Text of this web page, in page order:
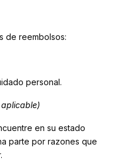
de reembolsos:
personal.
aplicable)
en su estado
parte por razones que